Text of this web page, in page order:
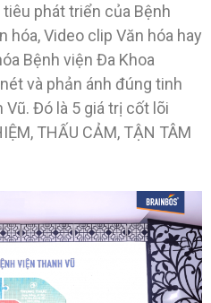
phát triển của Bệnh
hóa, Video clip Văn hóa hay
Bệnh viện Đa Khoa
và phản ánh đúng tinh
Đó là 5 giá trị cốt lõi
THẤU CẢM, TẬN TÂM